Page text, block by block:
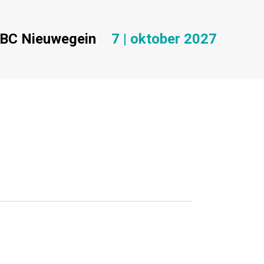
Nieuwegein 7 | oktober 2027